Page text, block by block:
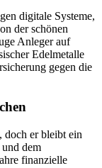
digitale Systeme,
der schönen
Anleger auf
Edelmetalle
gegen die
er bleibt ein
dem
finanzielle